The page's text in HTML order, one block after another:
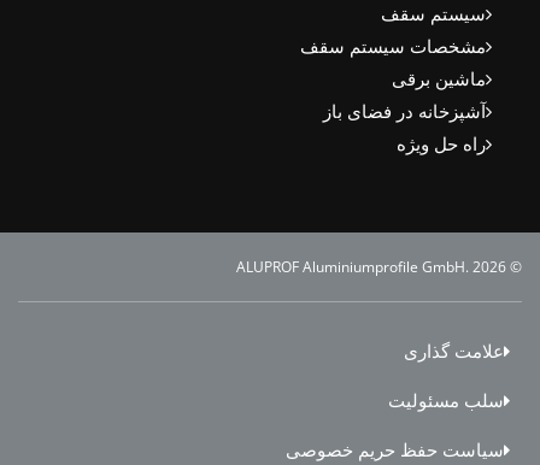
سیستم سقف
مشخصات سیستم سقف
ماشین برقی
آشپزخانه در فضای باز
راه حل ویژه
گذاری
مسئولیت
حفظ حریم خصوصی